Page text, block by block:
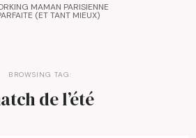
MAMAN PARISIENNE
(ET TANT MIEUX)
BROWSING TAG:
de l’été